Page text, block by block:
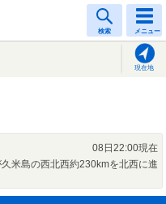
検索 メニュー
現在地
08日22:00現在
米島の西北西約230kmを北西に進